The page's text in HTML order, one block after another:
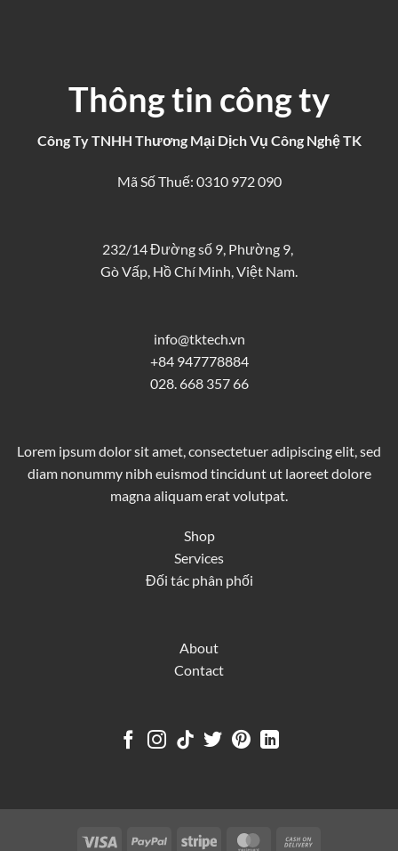
Thông tin công ty
Công Ty TNHH Thương Mại Dịch Vụ Công Nghệ TK
Mã Số Thuế: 0310 972 090
232/14 Đường số 9, Phường 9,
Gò Vấp, Hồ Chí Minh, Việt Nam.
info@tktech.vn
+84 947778884
028. 668 357 66
Lorem ipsum dolor sit amet, consectetuer adipiscing elit, sed
diam nonummy nibh euismod tincidunt ut laoreet dolore
magna aliquam erat volutpat.
Shop
Services
Đối tác phân phối
About
Contact
Visa PayPal Stripe MasterCard